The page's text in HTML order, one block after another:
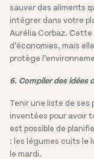
sauver des aliments
intégrer dans votre
Aurélia Corbaz.
d’économies, mais
protège
6. Compiler des idées
Tenir une liste de
inventées pour avoir
est possible de
: les légumes cuits le
le mardi.